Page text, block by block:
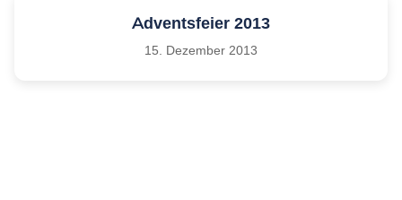
Adventsfeier 2013
15. Dezember 2013